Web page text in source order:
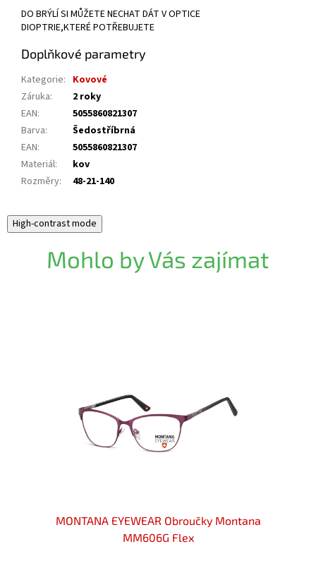
DO BRÝLÍ SI MŮŽETE NECHAT DÁT V OPTICE
DIOPTRIE,KTERÉ POTŘEBUJETE
Doplňkové parametry
Kategorie: Kovové
Záruka:
2 roky
EAN:
5055860821307
Barva:
Šedostříbrná
EAN:
5055860821307
Materiál:
kov
Rozměry: 48-21-140
High-contrast mode
Mohlo by Vás zajímat
MONTANA EYEWEAR Obroučky Montana
MM606G Flex